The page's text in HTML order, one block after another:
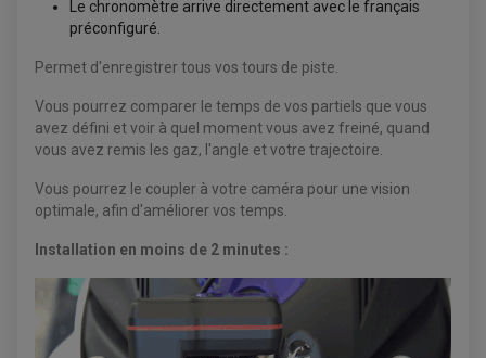
RETROVISEUR MOTO ADAPTABLE
SUPPORT DE PLAQUE
INTERCOM
CAMERA EMBARQUEE
AMORTISSEUR DE DIRECTION
ANTIVOL-ALARME
ANTIVOL
SUPPORT ANTIVOL
POIGNÉE
POIGNÉE CHAUFFANTE
BAGAGERIE SCOOTER
SELLE CONFORT
BAGAGERIE SOUPLE
DOSSERET PASSAGER
TOP CASE
HUILE MOTEUR
BOUGIE NGK
ANTIPARASITE NGK
FILTRE À AIR
COUVERCLE FILTRE A AIR
Le chronomètre arrive directement avec le français
préconfiguré.
Permet d'enregistrer tous vos tours de piste.
Vous pourrez comparer le temps de vos partiels que vous
avez défini et voir à quel moment vous avez freiné, quand
vous avez remis les gaz, l'angle et votre trajectoire.
Vous pourrez le coupler à votre caméra pour une vision
optimale, afin d'améliorer vos temps.
Installation en moins de 2 minutes :